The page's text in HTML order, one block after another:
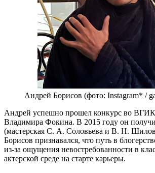
Андрей Борисов (фото: Instagram* /
Андрей успешно прошел конкурс во
Владимира Фокина. В 2015 году он
(мастерская С. А. Соловьева и В. Н.
Борисов признавался, что путь в
из-за ощущения невостребованности в
актерской среде на старте карьеры.